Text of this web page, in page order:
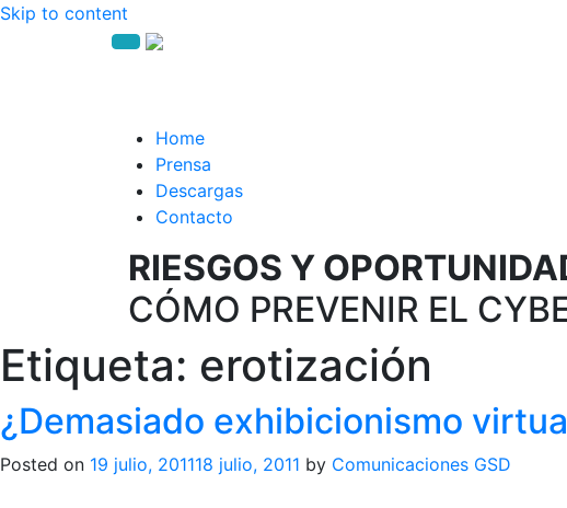
Skip to content
Home
Prensa
Descargas
Contacto
RIESGOS Y
CÓMO PREVENIR EL
Etiqueta: erotización
¿Demasiado exhibicionismo
Posted on 19 julio, 201118 julio, 2011 by Comunicaciones GSD